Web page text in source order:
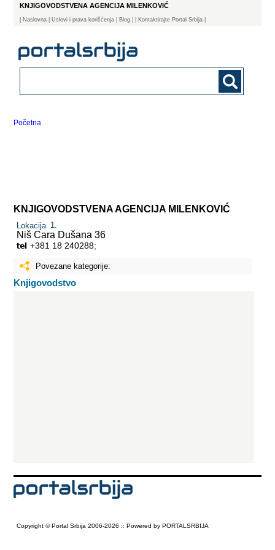
KNJIGOVODSTVENA AGENCIJA MILENKOVIĆ
Naslovna | Uslovi i prava korišćenja Blog | Kontaktirajte Portal Srbija |
Početna
KNJIGOVODSTVENA AGENCIJA MILENKOVIĆ
Lokacija
NišCara Dušana 36
+381 18 240288;
Povezane kategorije:
Knjigovodstvo
Copyright © Portal Srbija 2006-2026 :: Powered by PORTALSRBIJA